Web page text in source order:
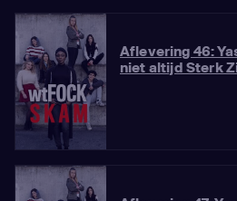
Aflevering 46:
niet altijd Sterk